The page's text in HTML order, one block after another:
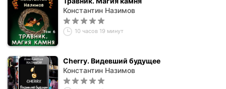
Константин Назимов
10 часов 19 минут
Cherry. Видевший будущее
Константин Назимов